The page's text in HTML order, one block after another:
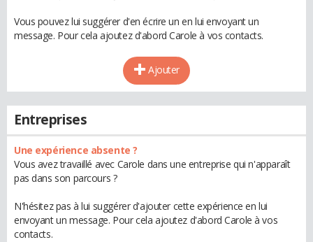
Vous pouvez lui suggérer d'en écrire un en lui envoyant un
message. Pour cela ajoutez d'abord Carole à vos contacts.
Ajouter
Entreprises
Une expérience absente ?
Vous avez travaillé avec Carole dans une entreprise qui n'apparaît
pas dans son parcours ?
N'hésitez pas à lui suggérer d'ajouter cette expérience en lui
envoyant un message. Pour cela ajoutez d'abord Carole à vos
contacts.